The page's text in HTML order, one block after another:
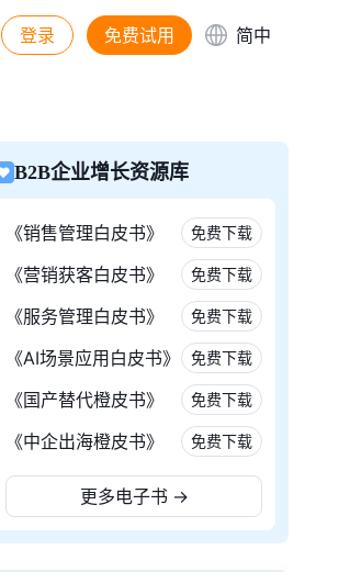
登录 免费试用 简中
B2B企业增长资源库
《销售管理白皮书》 免费下载
《营销获客白皮书》 免费下载
《服务管理白皮书》 免费下载
《AI场景应用白皮书》 免费下载
《国产替代橙皮书》 免费下载
《中企出海橙皮书》 免费下载
更多电子书 →